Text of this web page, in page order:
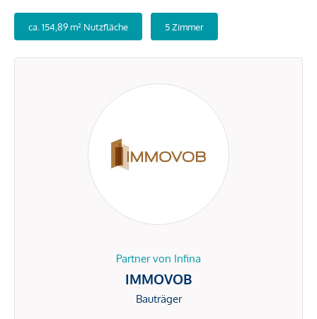
ca. 154,89 m² Nutzfläche 5 Zimmer
Partner von Infina
IMMOVOB
Bauträger